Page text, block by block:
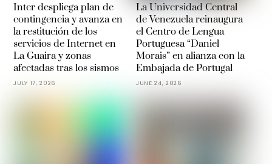
Inter despliega plan de
contingencia y avanza en
la restitución de los
servicios de Internet en
La Guaira y zonas
afectadas tras los sismos
JULY 17, 2026
La Universidad Central
de Venezuela reinaugura
el Centro de Lengua
Portuguesa “Daniel
Morais” en alianza con la
Embajada de Portugal
JUNE 24, 2026